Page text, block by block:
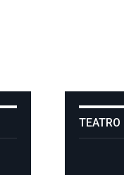
TEATRO